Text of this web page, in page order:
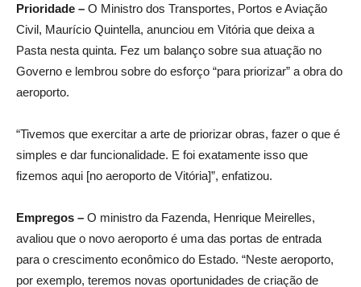
Prioridade – O Ministro dos Transportes, Portos e Aviação
Civil, Maurício Quintella, anunciou em Vitória que deixa a
Pasta nesta quinta. Fez um balanço sobre sua atuação no
Governo e lembrou sobre do esforço “para priorizar” a obra do
aeroporto.
“Tivemos que exercitar a arte de priorizar obras, fazer o que é
simples e dar funcionalidade. E foi exatamente isso que
fizemos aqui [no aeroporto de Vitória]”, enfatizou.
Empregos – O ministro da Fazenda, Henrique Meirelles,
avaliou que o novo aeroporto é uma das portas de entrada
para o crescimento econômico do Estado. “Neste aeroporto,
por exemplo, teremos novas oportunidades de criação de